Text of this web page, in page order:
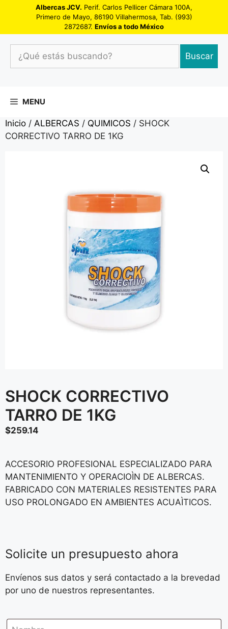
Albercas JCV. Perif. Carlos Pellicer Cámara 100A,
Primero de Mayo, 86190 Villahermosa, Tab. (993)
2872687. Envíos a todo México
¿Qué
estás
Buscar
MENU
Inicio / ALBERCAS / QUIMICOS / SHOCK
CORRECTIVO TARRO DE 1KG
SHOCK CORRECTIVO
TARRO DE 1KG
$259.14
ACCESORIO PROFESIONAL ESPECIALIZADO PARA
MANTENIMIENTO Y OPERACIOÌN DE ALBERCAS.
FABRICADO CON MATERIALES RESISTENTES PARA
USO PROLONGADO EN AMBIENTES ACUAÌTICOS.
Solicite un presupuesto ahora
Envíenos sus datos y será contactado a la brevedad
por uno de nuestros representantes.